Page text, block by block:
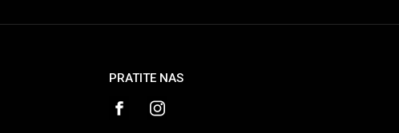
PRATITE NAS